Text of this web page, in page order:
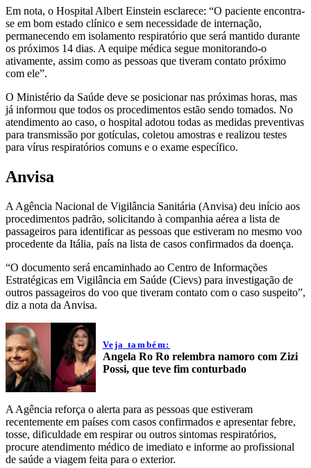
Em nota, o Hospital Albert Einstein esclarece: “O paciente encontra-
se em bom estado clínico e sem necessidade de internação,
permanecendo em isolamento respiratório que será mantido durante
os próximos 14 dias. A equipe médica segue monitorando-o
ativamente, assim como as pessoas que tiveram contato próximo
com ele”.
O Ministério da Saúde deve se posicionar nas próximas horas, mas
já informou que todos os procedimentos estão sendo tomados. No
atendimento ao caso, o hospital adotou todas as medidas preventivas
para transmissão por gotículas, coletou amostras e realizou testes
para vírus respiratórios comuns e o exame específico.
Anvisa
A Agência Nacional de Vigilância Sanitária (Anvisa) deu início aos
procedimentos padrão, solicitando à companhia aérea a lista de
passageiros para identificar as pessoas que estiveram no mesmo voo
procedente da Itália, país na lista de casos confirmados da doença.
“O documento será encaminhado ao Centro de Informações
Estratégicas em Vigilância em Saúde (Cievs) para investigação de
outros passageiros do voo que tiveram contato com o caso suspeito”,
diz a nota da Anvisa.
Veja também:
Angela Ro Ro relembra namoro com Zizi
Possi, que teve fim conturbado
A Agência reforça o alerta para as pessoas que estiveram
recentemente em países com casos confirmados e apresentar febre,
tosse, dificuldade em respirar ou outros sintomas respiratórios,
procure atendimento médico de imediato e informe ao profissional
de saúde a viagem feita para o exterior.